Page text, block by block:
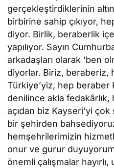
gerçekleştirdiklerinin
birbirine sahip çıkıyor,
diyor. Birlik, beraberlik
yapılıyor. Sayın
arkadaşları olarak ‘ben
diyorlar. Biriz, beraberiz,
Türkiye’yiz, hep beraber
denilince akla fedakârlık,
açıdan biz Kayseri’yi
bir şehirden
hemşehrilerimizin
onur ve gurur
önemli çalışmalar